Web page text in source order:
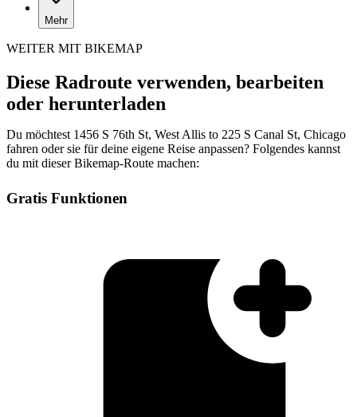
Mehr
WEITER MIT BIKEMAP
Diese Radroute verwenden, bearbeiten
oder herunterladen
Du möchtest 1456 S 76th St, West Allis to 225 S Canal St, Chicago
fahren oder sie für deine eigene Reise anpassen? Folgendes kannst
du mit dieser Bikemap-Route machen:
Gratis Funktionen